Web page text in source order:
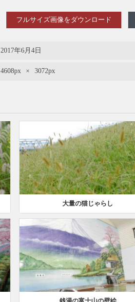
フルサイズ画像をダウンロード
2017年6月4日
4608px × 3072px
大量の猫じゃらし